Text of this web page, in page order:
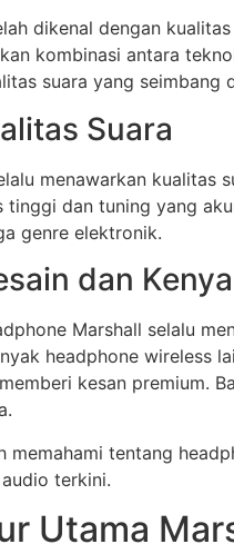
dikenal dengan
kombinasi antara
suara yang seimbang
Suara
menawarkan kualitas
tinggi dan tuning yang
genre elektronik.
dan
Marshall selalu
headphone wireless
kesan premium.
memahami tentang
terkini.
Utama